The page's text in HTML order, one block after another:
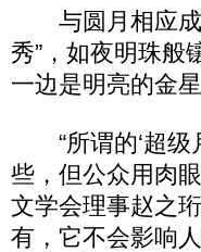
与圆月相应成
秀”，如夜明珠般
一边是明亮的金
“所谓的‘超级
些，但公众用肉
文学会理事赵之
有，它不会影响